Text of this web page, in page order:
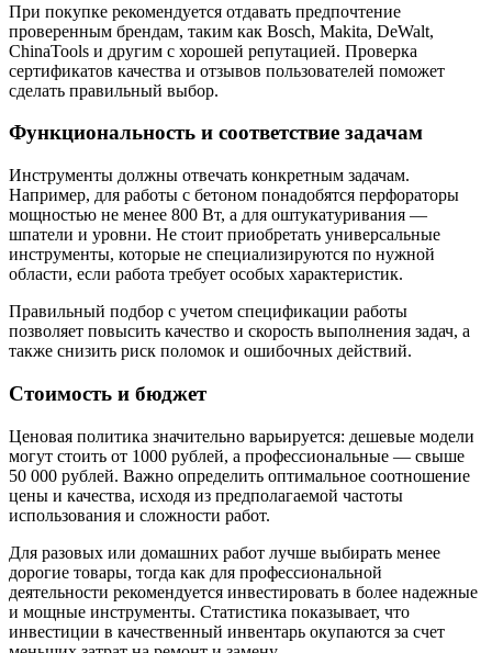
При покупке рекомендуется отдавать предпочтение
проверенным брендам, таким как Bosch, Makita, DeWalt,
ChinaTools и другим с хорошей репутацией. Проверка
сертификатов качества и отзывов пользователей поможет
сделать правильный выбор.
Функциональность и соответствие задачам
Инструменты должны отвечать конкретным задачам.
Например, для работы с бетоном понадобятся перфораторы
мощностью не менее 800 Вт, а для оштукатуривания —
шпатели и уровни. Не стоит приобретать универсальные
инструменты, которые не специализируются по нужной
области, если работа требует особых характеристик.
Правильный подбор с учетом спецификации работы
позволяет повысить качество и скорость выполнения задач, а
также снизить риск поломок и ошибочных действий.
Стоимость и бюджет
Ценовая политика значительно варьируется: дешевые модели
могут стоить от 1000 рублей, а профессиональные — свыше
50 000 рублей. Важно определить оптимальное соотношение
цены и качества, исходя из предполагаемой частоты
использования и сложности работ.
Для разовых или домашних работ лучше выбирать менее
дорогие товары, тогда как для профессиональной
деятельности рекомендуется инвестировать в более надежные
и мощные инструменты. Статистика показывает, что
инвестиции в качественный инвентарь окупаются за счет